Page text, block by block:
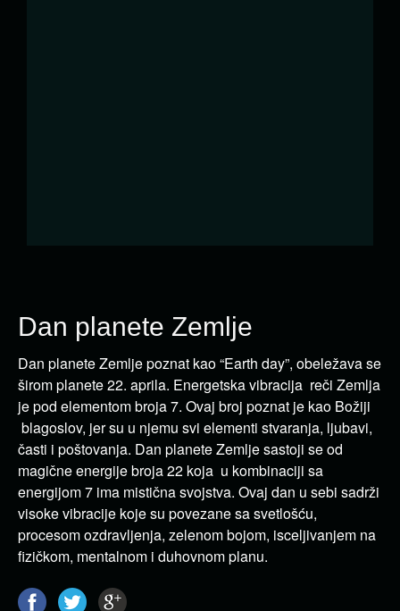
Dan planete Zemlje
Dan planete Zemlje poznat kao “Earth day”, obeležava se
širom planete 22. aprila. Energetska vibracija reči Zemlja
je pod elementom broja 7. Ovaj broj poznat je kao Božiji
blagoslov, jer su u njemu svi elementi stvaranja, ljubavi,
časti i poštovanja. Dan planete Zemlje sastoji se od
magične energije broja 22 koja u kombinaciji sa
energijom 7 ima mistična svojstva. Ovaj dan u sebi sadrži
visoke vibracije koje su povezane sa svetlošću,
procesom ozdravljenja, zelenom bojom, isceljivanjem na
fizičkom, mentalnom i duhovnom planu.